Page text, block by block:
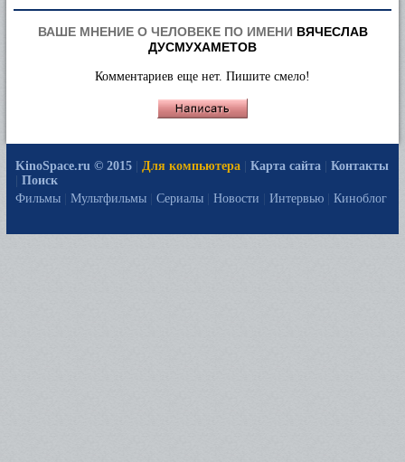
ВАШЕ МНЕНИЕ О ЧЕЛОВЕКЕ ПО ИМЕНИ ВЯЧЕСЛАВ
ДУСМУХАМЕТОВ
Комментариев еще нет. Пишите смело!
KinoSpace.ru © 2015 Для компьютера Карта сайта
Контакты
Поиск
Фильмы
Мультфильмы Сериалы Новости Интервью Киноблог